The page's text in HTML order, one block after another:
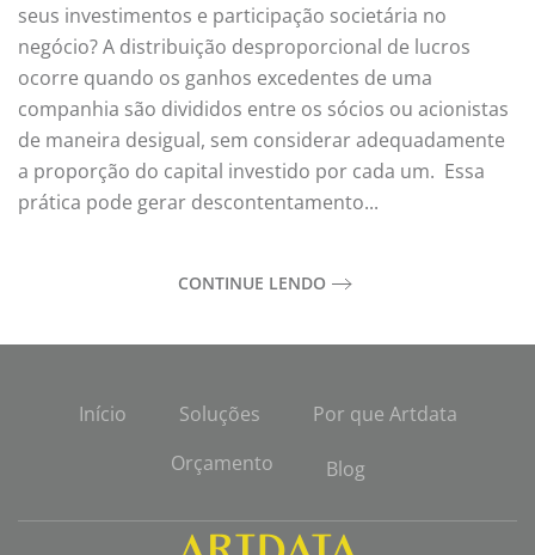
seus investimentos e participação societária no
negócio? A distribuição desproporcional de lucros
ocorre quando os ganhos excedentes de uma
companhia são divididos entre os sócios ou acionistas
de maneira desigual, sem considerar adequadamente
a proporção do capital investido por cada um. Essa
prática pode gerar descontentamento...
CONTINUE LENDO
Início Soluções
Por que Artdata
Orçamento
Blog